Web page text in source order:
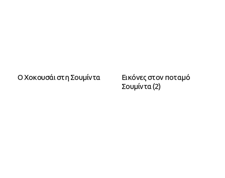
Ο Χοκουσάι στη Σουμίντα
Εικόνες στον ποταμό
Σουμίντα (2)